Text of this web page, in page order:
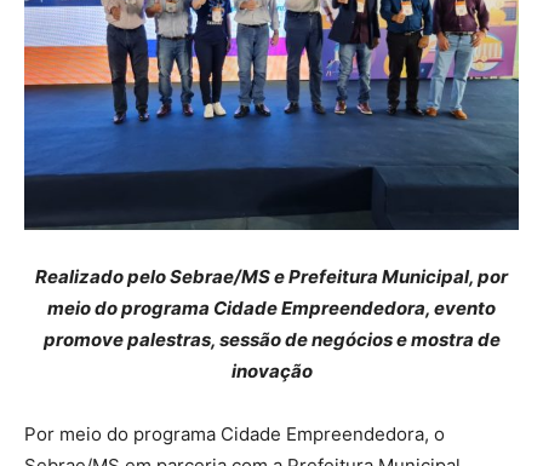
Realizado pelo Sebrae/MS e Prefeitura Municipal, por
meio do programa Cidade Empreendedora, evento
promove palestras, sessão de negócios e mostra de
inovação
Por meio do programa Cidade Empreendedora, o